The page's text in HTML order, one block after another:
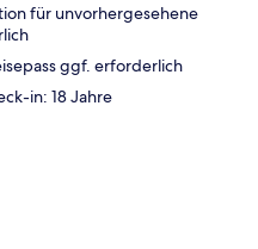
für unvorhergesehene
ggf. erforderlich
in: 18 Jahre